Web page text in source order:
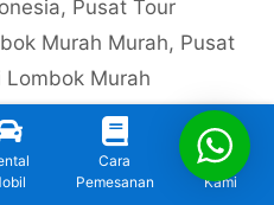
, Pusat Tour
Murah Murah, Pusat
Lombok Murah
Malang Bali
Pusat Tour Travel
termurah,Pusat
Cara
Pemesanan
Kontak
Kami